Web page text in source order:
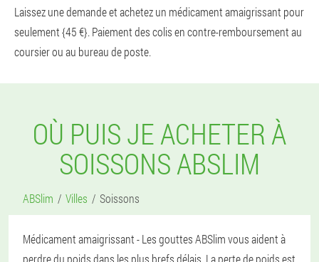
Laissez une demande et achetez un médicament amaigrissant pour
seulement {45 €}. Paiement des colis en contre-remboursement au
coursier ou au bureau de poste.
OÙ PUIS JE ACHETER À
SOISSONS ABSLIM
ABSlim Villes Soissons
Médicament amaigrissant - Les gouttes ABSlim vous aident à
perdre du poids dans les plus brefs délais. La perte de poids est